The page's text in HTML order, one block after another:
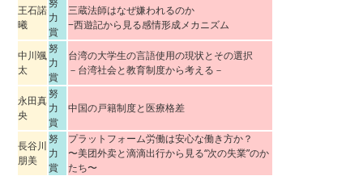
王石諾
曦
努
力
賞
三蔵法師はなぜ嫌われるのか
−西遊記から見る感情形成メカニズム
中川颯
太
努
力
賞
台湾の大学生の言語使用の現状とその選択
－台湾社会と教育制度から考える－
永田真
央
努
力
賞
中国の戸籍制度と医療格差
長谷川
朋美
努
力
賞
プラットフォーム労働は安⼼な働き⽅か？
〜美团外卖と滴滴出⾏から⾒る“次の失業”のか
たち〜